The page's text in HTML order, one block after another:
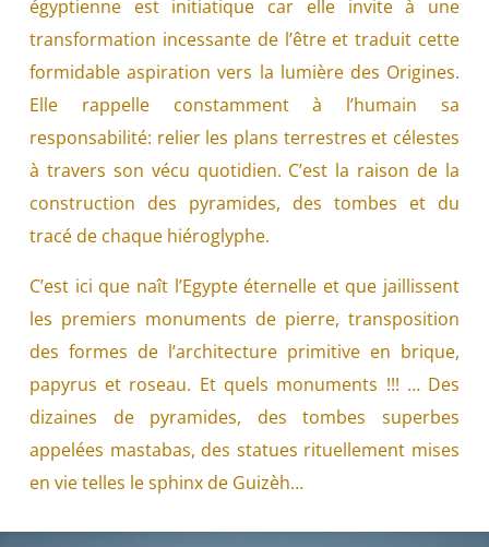
égyptienne est initiatique car elle invite à une
transformation incessante de l’être et traduit cette
formidable aspiration vers la lumière des Origines.
Elle rappelle constamment à l’humain sa
responsabilité: relier les plans terrestres et célestes
à travers son vécu quotidien. C’est la raison de la
construction des pyramides, des tombes et du
tracé de chaque hiéroglyphe.
C’est ici que naît l’Egypte éternelle et que jaillissent
les premiers monuments de pierre, transposition
des formes de l’architecture primitive en brique,
papyrus et roseau. Et quels monuments !!! … Des
dizaines de pyramides, des tombes superbes
appelées mastabas, des statues rituellement mises
en vie telles le sphinx de Guizèh…